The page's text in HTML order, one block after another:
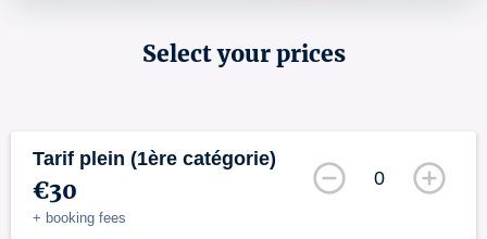
Select your prices
Tarif plein (1ère catégorie)
€30
+ booking fees
0